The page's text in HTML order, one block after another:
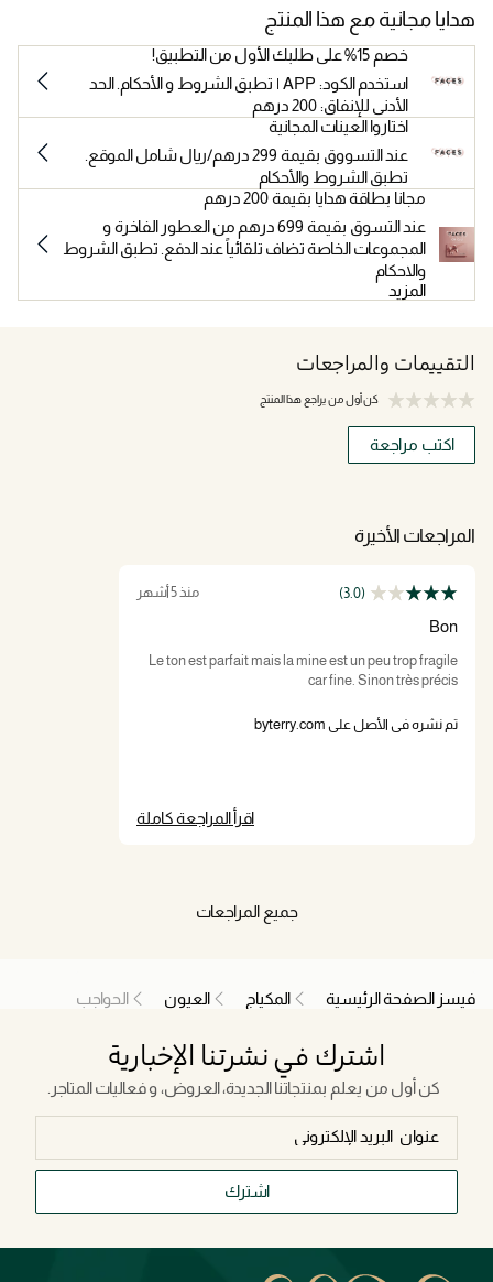
هدايا مجانية مع هذا المنتج
خصم 15% على طلبك الأول من التطبيق!
استخدم الكود: APP | تطبق الشروط و الأحكام. الحد
الأدنى للإنفاق: 200 درهم
اختاروا العينات المجانية
عند التسووق بقيمة 299 درهم/ريال شامل الموقع.
تطبق الشروط والأحكام
مجانا بطاقة هدايا بقيمة 200 درهم
عند التسوق بقيمة 699 درهم من العطور الفاخرة و
المجموعات الخاصة تضاف تلقائياً عند الدفع. تطبق الشروط
والاحكام
المزيد
التقييمات والمراجعات
كن أول من يراجع هذا المنتج
اكتب مراجعة
المراجعات الأخيرة
(3.0) منذ 5 أشهر
Bon
Le ton est parfait mais la mine est un peu trop fragile
car fine. Sinon très précis
تم نشره في الأصل على byterry.com
اقرأ المراجعة كاملة
جميع المراجعات
فيسز الصفحة الرئيسية المكياج العيون الحواجب
اشترك في نشرتنا الإخبارية
كن أول من يعلم بمنتجاتنا الجديدة، العروض، و فعاليات المتاجر.
اشترك